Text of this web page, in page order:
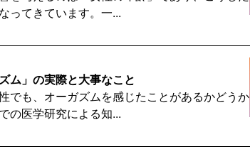
ってきています。一...
ム」の実際と大事なこと
でも、オーガズムを感じたことがあるかどうか
の医学研究による知...